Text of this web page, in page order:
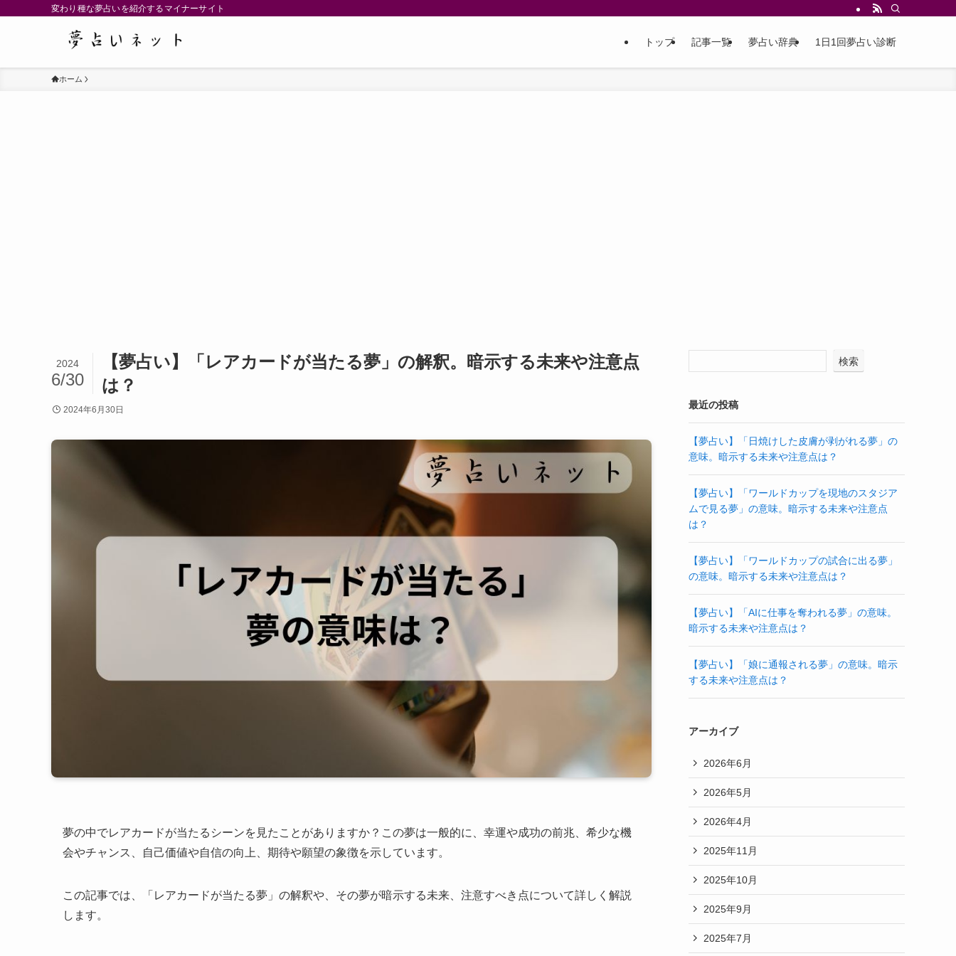
変わり種な夢占いを紹介するマイナーサイト
トップ 記事一覧 夢占い辞典 1日1回夢占い診断
ホーム
【夢占い】「レアカードが当たる夢」の解釈。暗示する未来や注意点
は？
2024
6/30
2024年6月30日
夢の中でレアカードが当たるシーンを見たことがありますか？この夢は一般的に、幸運や成功の前兆、希少な機
会やチャンス、自己価値や自信の向上、期待や願望の象徴を示しています。
この記事では、「レアカードが当たる夢」の解釈や、その夢が暗示する未来、注意すべき点について詳しく解説
します。
検索
最近の投稿
【夢占い】「日焼けした皮膚が剥がれる夢」の
意味。暗示する未来や注意点は？
【夢占い】「ワールドカップを現地のスタジア
ムで見る夢」の意味。暗示する未来や注意点
は？
【夢占い】「ワールドカップの試合に出る夢」
の意味。暗示する未来や注意点は？
【夢占い】「AIに仕事を奪われる夢」の意味。
暗示する未来や注意点は？
【夢占い】「娘に通報される夢」の意味。暗示
する未来や注意点は？
アーカイブ
2026年6月
2026年5月
2026年4月
2025年11月
2025年10月
2025年9月
2025年7月